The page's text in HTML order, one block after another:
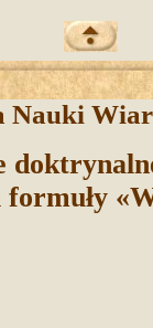
Nauki
formuły